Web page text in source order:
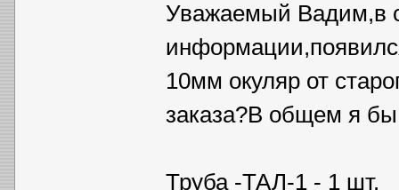
Уважаемый Вадим,в
10мм окуляр от
заказа?В общем я бы
Труба -ТАЛ-1 - 1 шт.